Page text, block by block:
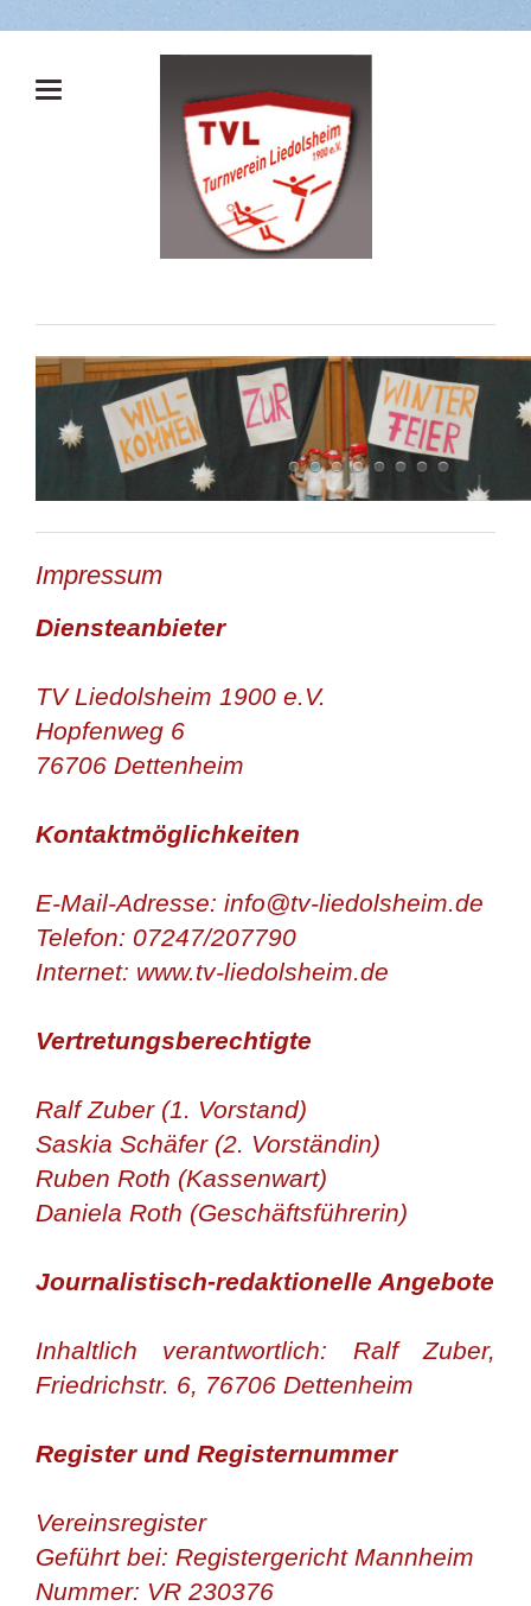
Impressum
Diensteanbieter
TV Liedolsheim 1900 e.V.
Hopfenweg 6
76706 Dettenheim
Kontaktmöglichkeiten
E-Mail-Adresse: info@tv-liedolsheim.de
Telefon: 07247/207790
Internet: www.tv-liedolsheim.de
Vertretungsberechtigte
Ralf Zuber (1. Vorstand)
Saskia Schäfer (2. Vorständin)
Ruben Roth (Kassenwart)
Daniela Roth (Geschäftsführerin)
Journalistisch-redaktionelle Angebote
Inhaltlich verantwortlich: Ralf Zuber,
Friedrichstr. 6, 76706 Dettenheim
Register und Registernummer
Vereinsregister
Geführt bei: Registergericht Mannheim
Nummer: VR 230376